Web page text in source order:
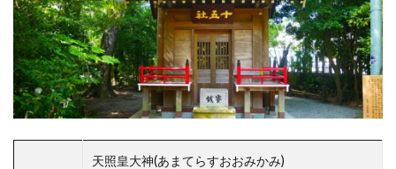
天照皇大神(あまてらすおおみかみ)